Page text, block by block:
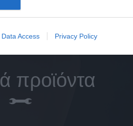
Data Access Privacy Policy
προϊόντα